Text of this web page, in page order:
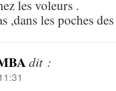
les voleurs .
,dans les poches
dit :